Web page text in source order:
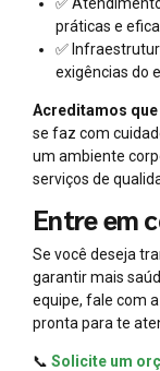
práticas e
✅
exigências do
Acreditamos
se faz com
um ambiente
serviços de
Entre em
Se você deseja
garantir mais
equipe, fale com a
pronta para te
📞 Solicite um